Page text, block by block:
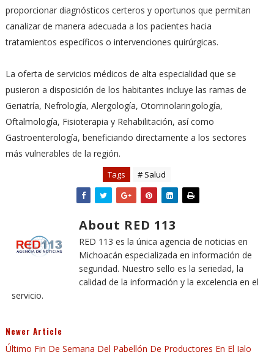
proporcionar diagnósticos certeros y oportunos que permitan
canalizar de manera adecuada a los pacientes hacia
tratamientos específicos o intervenciones quirúrgicas.
La oferta de servicios médicos de alta especialidad que se
pusieron a disposición de los habitantes incluye las ramas de
Geriatría, Nefrología, Alergología, Otorrinolaringología,
Oftalmología, Fisioterapia y Rehabilitación, así como
Gastroenterología, beneficiando directamente a los sectores
más vulnerables de la región.
Tags # Salud
About RED 113
RED 113 es la única agencia de noticias en
Michoacán especializada en información de
seguridad. Nuestro sello es la seriedad, la
calidad de la información y la excelencia en el
servicio.
Newer Article
Último Fin De Semana Del Pabellón De Productores En El Jalo